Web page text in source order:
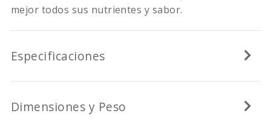
mejor todos sus nutrientes y sabor.
Especificaciones
Dimensiones y Peso